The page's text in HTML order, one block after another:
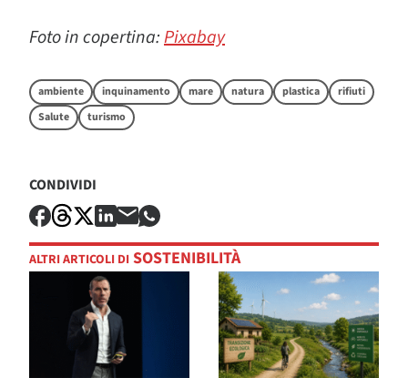
Foto in copertina:Pixabay
ambiente inquinamento mare natura plastica
rifiuti
Salute
turismo
CONDIVIDI
ALTRI ARTICOLI DI SOSTENIBILITÀ